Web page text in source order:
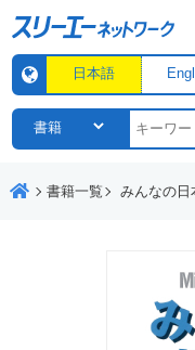
日本語
書籍一覧 みんなの日本